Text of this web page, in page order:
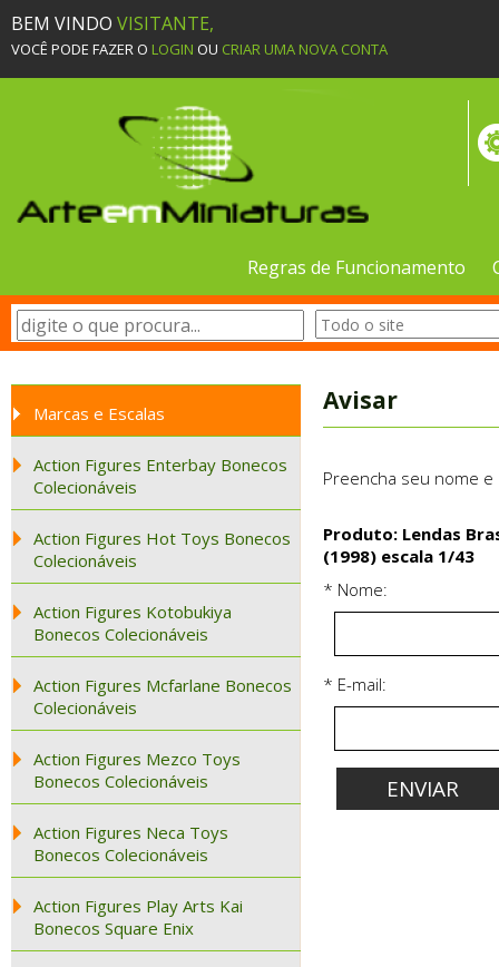
BEM VINDO VISITANTE,
VOCÊ PODE FAZER O LOGIN OU CRIAR UMA NOVA CONTA
Regras de Funcionamento
Marcas e Escalas
Action Figures Enterbay Bonecos
Colecionáveis
Action Figures Hot Toys Bonecos
Colecionáveis
Action Figures Kotobukiya
Bonecos Colecionáveis
Action Figures Mcfarlane Bonecos
Colecionáveis
Action Figures Mezco Toys
Bonecos Colecionáveis
Action Figures Neca Toys
Bonecos Colecionáveis
Action Figures Play Arts Kai
Bonecos Square Enix
Avisar
Preencha seu nome
Produto: Lendas
(1998) escala 1/43
* Nome:
* E-mail: